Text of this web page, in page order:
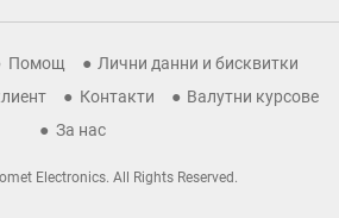
Помощ
Лични данни и бисквитки
Контакти
Валутни курсове
За нас
Electronics. All Rights Reserved.